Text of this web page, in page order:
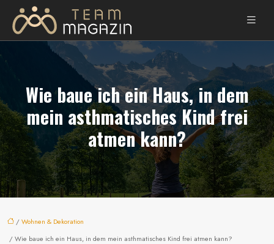
Wie baue ich ein Haus, in dem
mein asthmatisches Kind frei
atmen kann?
/Wohnen & Dekoration
/ Wie baue ich ein Haus, in dem mein asthmatisches Kind frei atmen kann?